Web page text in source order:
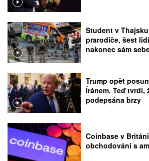
Student v
prarodiče, šest
nakonec sám
Trump opět
Íránem. Teď tvrdí,
podepsána brzy
Coinbase v
obchodování s